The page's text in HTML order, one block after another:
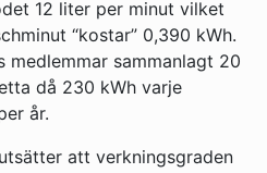
12 liter per minut vilket
“kostar” 0,390 kWh.
medlemmar sammanlagt 20
då 230 kWh varje
år.
att verkningsgraden